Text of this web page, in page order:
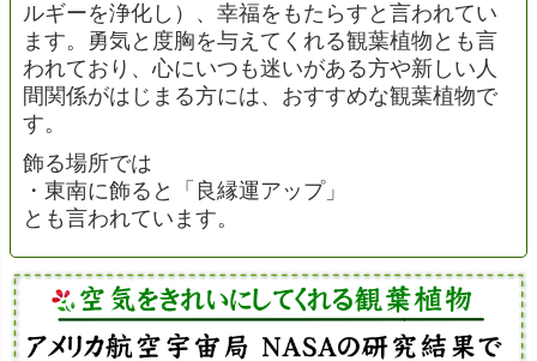
ルギーを浄化し）、幸福をもたらすと言われてい
ます。勇気と度胸を与えてくれる観葉植物とも言
われており、心にいつも迷いがある方や新しい人
間関係がはじまる方には、おすすめな観葉植物で
す。
飾る場所では
・東南に飾ると「良縁運アップ」
とも言われています。